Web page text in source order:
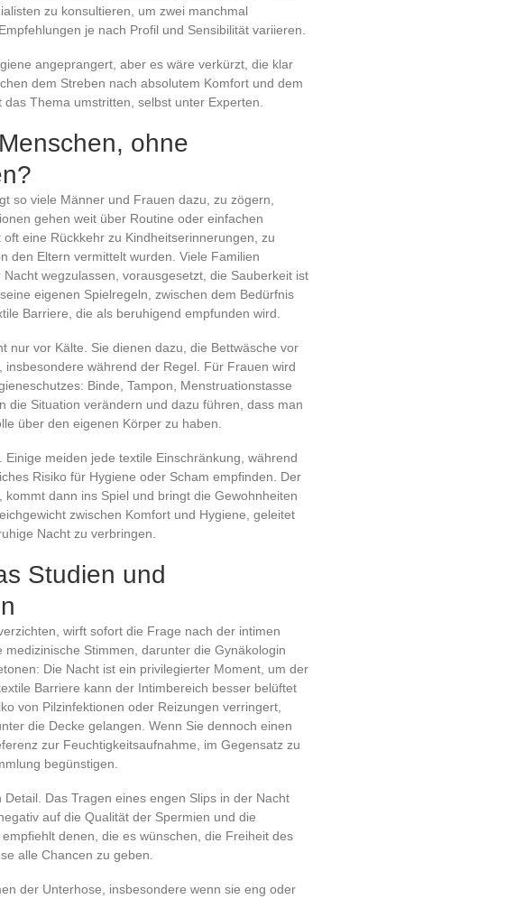
zu konsultieren, um zwei manchmal
je nach Profil und Sensibilität variieren.
angeprangert, aber es wäre verkürzt, die klar
dem Streben nach absolutem Komfort und dem
Thema umstritten, selbst unter Experten.
ohne
so viele Männer und Frauen dazu, zu zögern,
gehen weit über Routine oder einfachen
eine Rückkehr zu Kindheitserinnerungen, zu
den Eltern vermittelt wurden. Viele Familien
wegzulassen, vorausgesetzt, die Sauberkeit ist
eigenen Spielregeln, zwischen dem Bedürfnis
Barriere, die als beruhigend empfunden wird.
nur vor Kälte. Sie dienen dazu, die Bettwäsche vor
während der Regel. Für Frauen wird
Binde, Tampon, Menstruationstasse
die Situation verändern und dazu führen, dass man
über den eigenen Körper zu haben.
meiden jede textile Einschränkung, während
Risiko für Hygiene oder Scham empfinden. Der
dann ins Spiel und bringt die Gewohnheiten
zwischen Komfort und Hygiene, geleitet
Nacht zu verbringen.
Studien und
wirft sofort die Frage nach der intimen
Stimmen, darunter die Gynäkologin
Die Nacht ist ein privilegierter Moment, um der
Barriere kann der Intimbereich besser belüftet
von Pilzinfektionen oder Reizungen verringert,
die Decke gelangen. Wenn Sie dennoch einen
zur Feuchtigkeitsaufnahme, im Gegensatz zu
begünstigen.
Das Tragen eines engen Slips in der Nacht
auf die Qualität der Spermien und die
denen, die es wünschen, die Freiheit des
alle Chancen zu geben.
der Unterhose, insbesondere wenn sie eng oder